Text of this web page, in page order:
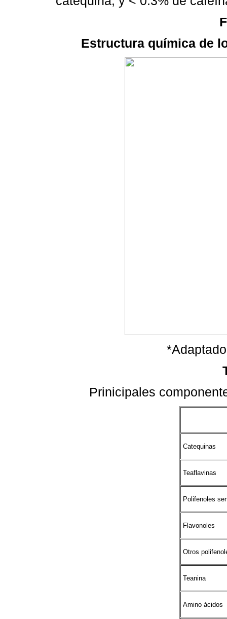
Estructura química de
Prinicipales
Catequinas
Teaflavinas
Polifenoles
Flavonoles
Otros
Teanina
Amino ácidos